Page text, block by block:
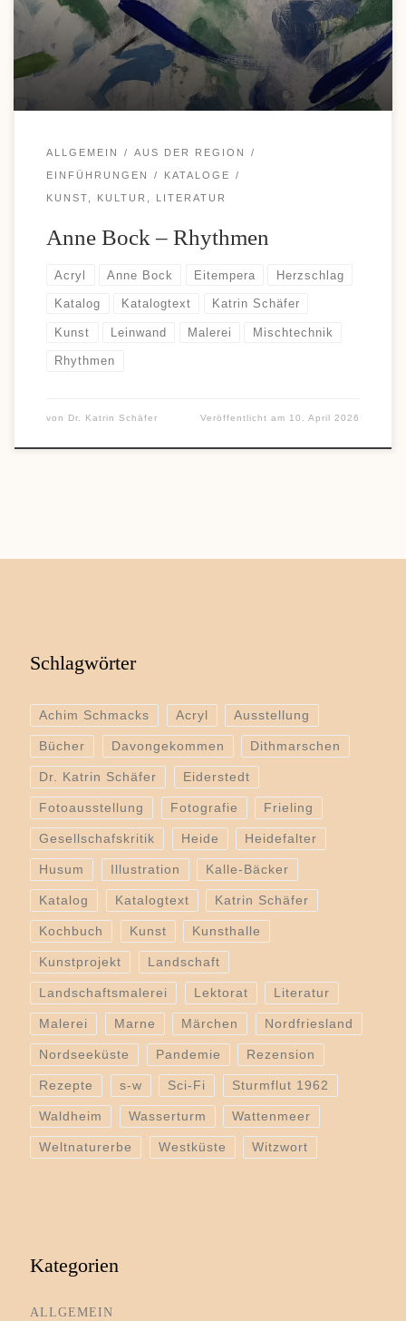
Einzahlungen und komfortable Auszahlungen, weshalb diese
Zahlungsoption bei vielen Casino-Fans immer beliebter wird. Wer
sich über moderne Zahlungsmöglichkeiten und aktuelle […]
ALLGEMEIN AUS DER REGION
EINFÜHRUNGEN KATALOGE
KUNST, KULTUR, LITERATUR
Anne Bock – Rhythmen
Acryl Anne Bock Eitempera Herzschlag
Katalog Katalogtext Katrin Schäfer
Kunst Leinwand Malerei Mischtechnik
Rhythmen
von Dr. Katrin Schäfer Veröffentlicht am 10. April 2026
Schlagwörter
Achim Schmacks Acryl Ausstellung
Bücher Davongekommen Dithmarschen
Dr. Katrin Schäfer Eiderstedt
Fotoausstellung Fotografie Frieling
Gesellschafskritik Heide Heidefalter
Husum Illustration Kalle-Bäcker
Katalog Katalogtext Katrin Schäfer
Kochbuch Kunst Kunsthalle
Kunstprojekt Landschaft
Landschaftsmalerei Lektorat Literatur
Malerei Marne Märchen Nordfriesland
Nordseeküste Pandemie Rezension
Rezepte s-w Sci-Fi Sturmflut 1962
Waldheim Wasserturm Wattenmeer
Weltnaturerbe Westküste Witzwort
Kategorien
ALLGEMEIN